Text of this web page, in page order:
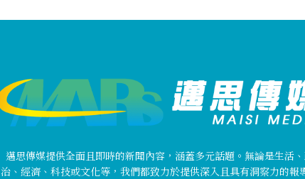
邁思傳媒提供全面且即時的新聞內容，涵蓋多元話題。無論是生活
治、經濟、科技或文化等，我們都致力於提供深入且具有洞察力的報